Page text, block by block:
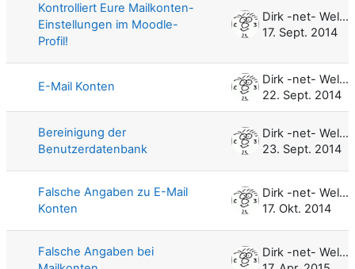
Kontrolliert Eure Mailkonten-
Einstellungen im Moodle-
Profil!
Dirk -net- Weller
17. Sept. 2014
E-Mail Konten
Dirk -net- Weller
22. Sept. 2014
Bereinigung der
Benutzerdatenbank
Dirk -net- Weller
23. Sept. 2014
Falsche Angaben zu E-Mail
Konten
Dirk -net- Weller
17. Okt. 2014
Falsche Angaben bei
Dirk -net- Weller